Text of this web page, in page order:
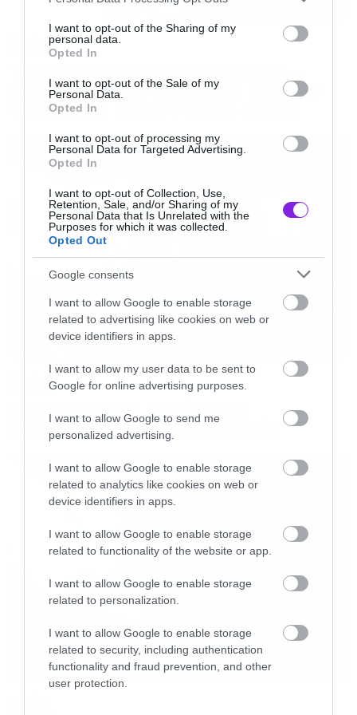
not limited to your visit or usage behaviour. You may click to
grant or deny consent to Google and its third-party tags to
use your data for below specified purposes in below Google
consent section.
I want to opt-out of the Sharing of my
personal data.
Opted In
I want to opt-out of the Sale of my
Personal Data.
Opted In
I want to opt-out of processing my
Personal Data for Targeted Advertising.
Opted In
I want to opt-out of Collection, Use,
Retention, Sale, and/or Sharing of my
Personal Data that Is Unrelated with the
Purposes for which it was collected.
Opted Out
Google consents
I want to allow Google to enable storage
related to advertising like cookies on web or
device identifiers in apps.
I want to allow my user data to be sent to
Google for online advertising purposes.
I want to allow Google to send me
personalized advertising.
I want to allow Google to enable storage
related to analytics like cookies on web or
device identifiers in apps.
I want to allow Google to enable storage
related to functionality of the website or app.
I want to allow Google to enable storage
related to personalization.
I want to allow Google to enable storage
related to security, including authentication
functionality and fraud prevention, and other
user protection.
Movies
Επιστρέφει με director’s cut που
υπόσχεται περισσότερο τρόμο
Movies
Box Office: Οι καλύτερες
πρεμιέρες όλων των εποχών